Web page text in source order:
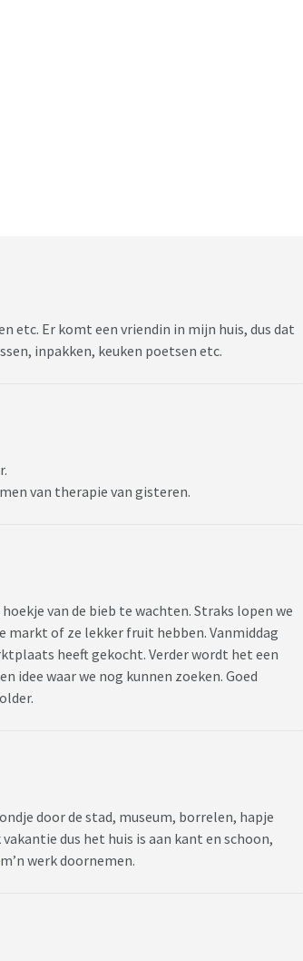
etc. Er komt een vriendin in mijn huis, dus dat
inpakken, keuken poetsen etc.
van therapie van gisteren.
van de bieb te wachten. Straks lopen we
markt of ze lekker fruit hebben. Vanmiddag
heeft gekocht. Verder wordt het een
idee waar we nog kunnen zoeken. Goed
door de stad, museum, borrelen, hapje
dus het huis is aan kant en schoon,
werk doornemen.